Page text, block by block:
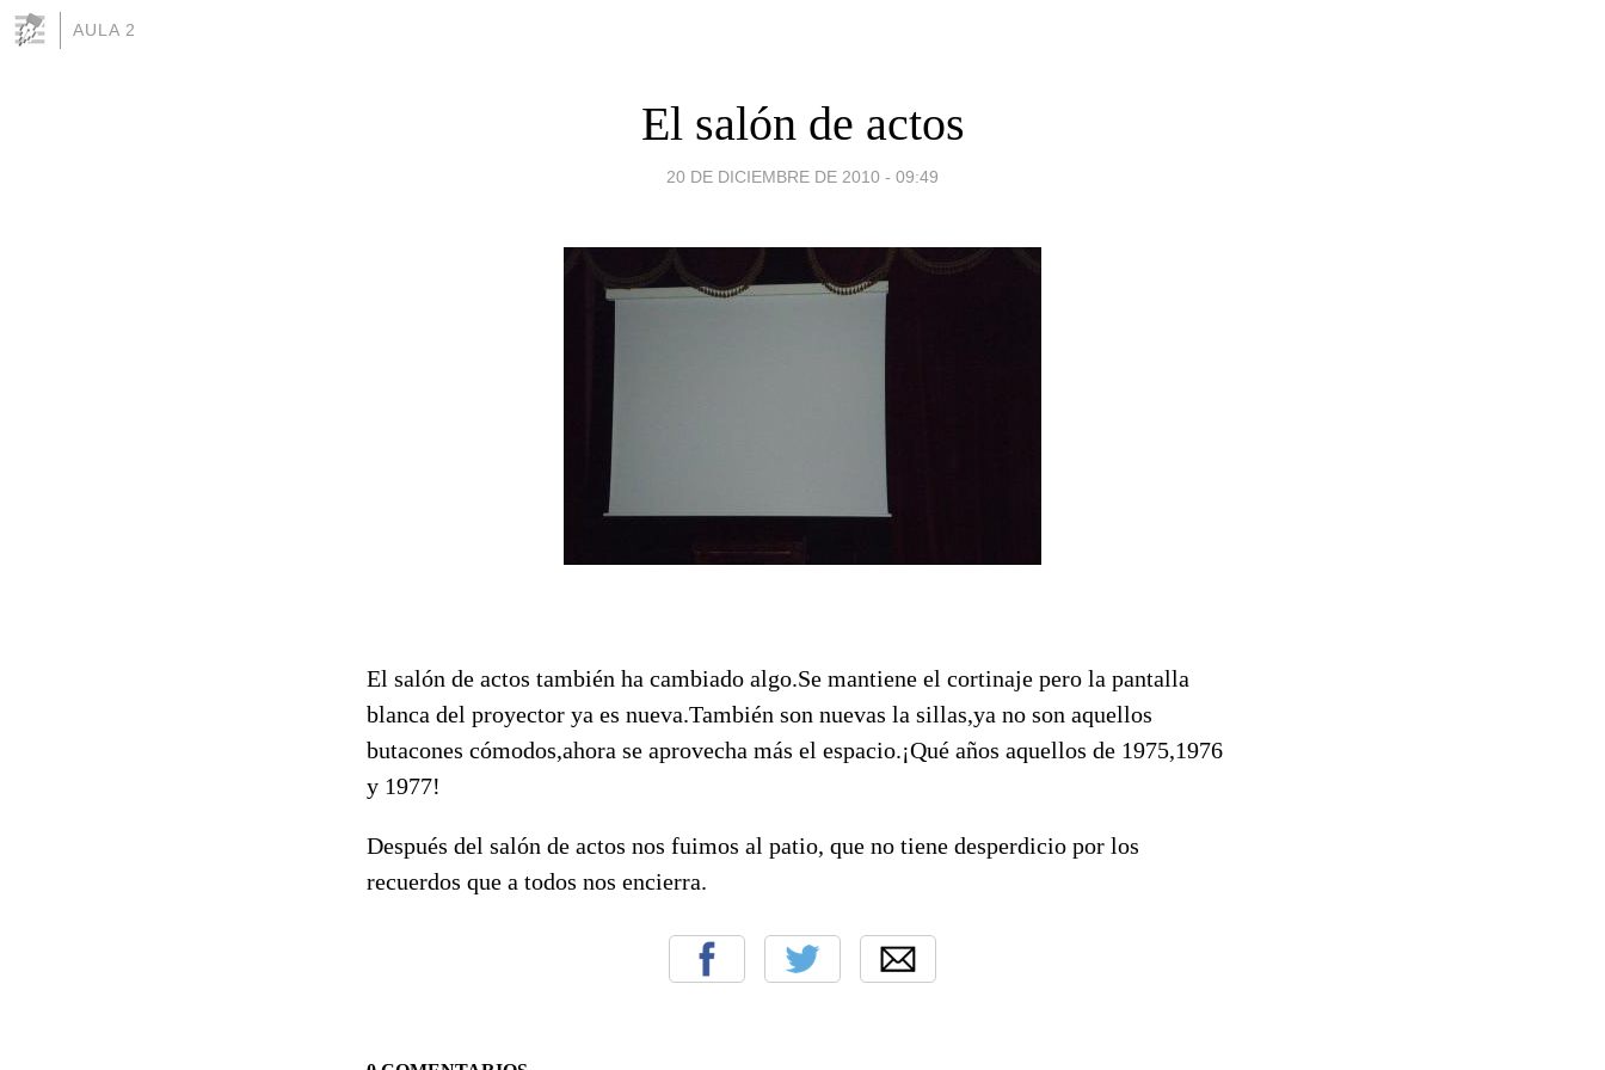
AULA 2
El salón de actos
20 DE DICIEMBRE DE 2010 - 09:49
El salón de actos también ha cambiado algo.Se mantiene el cortinaje pero la pantalla
blanca del proyector ya es nueva.También son nuevas la sillas,ya no son aquellos
butacones cómodos,ahora se aprovecha más el espacio.¡Qué años aquellos de 1975,1976
y 1977!
Después del salón de actos nos fuimos al patio, que no tiene desperdicio por los
recuerdos que a todos nos encierra.